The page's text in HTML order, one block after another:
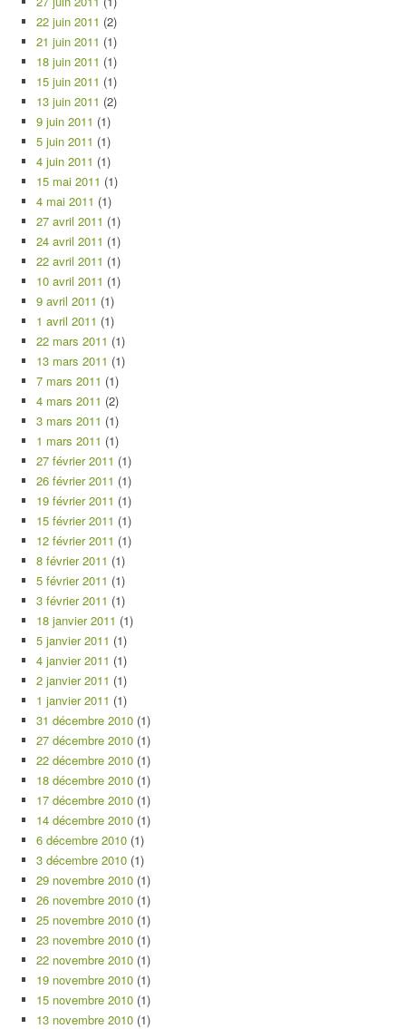
22 juin 2011 (2)
21 juin 2011 (1)
18 juin 2011 (1)
15 juin 2011 (1)
13 juin 2011 (2)
9 juin 2011 (1)
5 juin 2011 (1)
4 juin 2011 (1)
15 mai 2011 (1)
4 mai 2011 (1)
27 avril 2011 (1)
24 avril 2011 (1)
22 avril 2011 (1)
10 avril 2011 (1)
9 avril 2011 (1)
1 avril 2011 (1)
22 mars 2011 (1)
13 mars 2011 (1)
7 mars 2011 (1)
4 mars 2011 (2)
3 mars 2011 (1)
1 mars 2011 (1)
27 février 2011 (1)
26 février 2011 (1)
19 février 2011 (1)
15 février 2011 (1)
12 février 2011 (1)
8 février 2011 (1)
5 février 2011 (1)
3 février 2011 (1)
18 janvier 2011 (1)
5 janvier 2011 (1)
4 janvier 2011 (1)
2 janvier 2011 (1)
1 janvier 2011 (1)
31 décembre 2010 (1)
27 décembre 2010 (1)
22 décembre 2010 (1)
18 décembre 2010 (1)
17 décembre 2010 (1)
14 décembre 2010 (1)
6 décembre 2010 (1)
3 décembre 2010 (1)
29 novembre 2010 (1)
26 novembre 2010 (1)
25 novembre 2010 (1)
23 novembre 2010 (1)
22 novembre 2010 (1)
19 novembre 2010 (1)
15 novembre 2010 (1)
13 novembre 2010 (1)